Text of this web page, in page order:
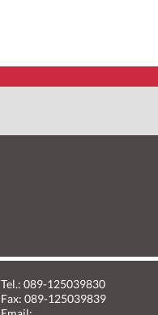
Tel.: 089-125039830
Fax: 089-125039839